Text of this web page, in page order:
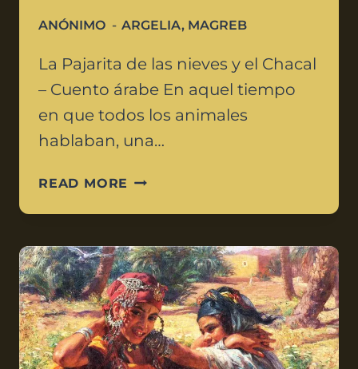
ANÓNIMO ARGELIA, MAGREB
La Pajarita de las nieves y el Chacal
– Cuento árabe En aquel tiempo
en que todos los animales
hablaban, una…
READ MORE